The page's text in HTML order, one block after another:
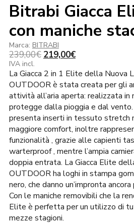
Bitrabi Giacca
con maniche
Marca: BITRABI
239,00€ Il
originale
era:
239,00€.
219,00€Il
attuale
è:
219,00€.
IVA incl.
La Giacca 2 in 1 Elite della Nuova
OUTDOOR è stata creata per gli
attività all’aria aperta: realizzata
protegge dalla pioggia e dal vento.
presenta inserti in tessuto stretch
maggiore comfort, inoltre
funzionalità , grazie alle capienti
warterproof , mentre l’ampia
doppia entrata. La Giacca Elite
OUTDOOR ha loghi in stampa
nero, che danno un’impronta
Con le maniche removibili che la
Elite è perfetta per un utilizzo di
mezze stagioni.